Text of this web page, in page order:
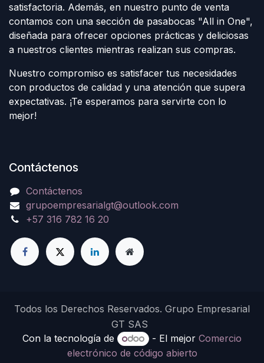
satisfactoria. Además, en nuestro punto de venta
contamos con una sección de pasabocas "All in One",
diseñada para ofrecer opciones prácticas y deliciosas
a nuestros clientes mientras realizan sus compras.
Nuestro compromiso es satisfacer tus necesidades
con productos de calidad y una atención que supera
expectativas. ¡Te esperamos para servirte con lo
mejor!
Contáctenos
Contáctenos
grupoempresarialgt@outlook.com
+57 316 782 16 20
Todos los Derechos Reservados. Grupo Empresarial
GT SAS
Con la tecnología de
- El mejorComercio
electrónico de código abierto